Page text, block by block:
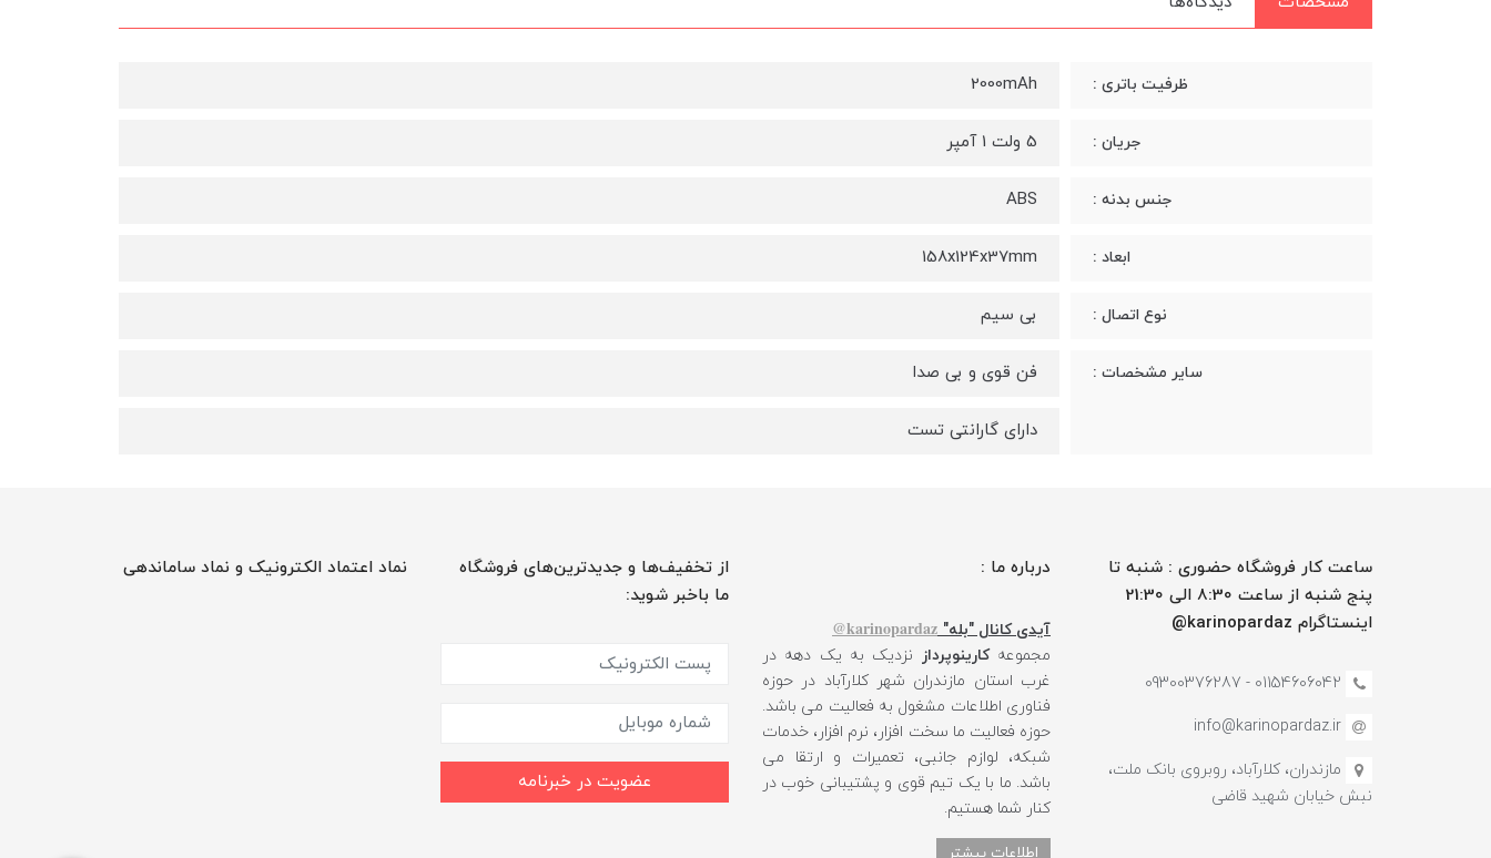
ظرفیت باتری : 2000mAh
جریان : 5 ولت 1 آمپر
جنس بدنه : ABS
ابعاد : 158x124x37mm
نوع اتصال : بی سیم
سایر مشخصات : فن قوی و بی صدا
دارای گارانتی تست
ساعت کار فروشگاه حضوری : شنبه تا
پنج شنبه از ساعت 8:30 الی 21:30
اینستاگرام karinopardaz@
01154606042 - 09300376287
info@karinopardaz.ir
مازندران، کلارآباد، روبروی بانک ملت،
نبش خیابان شهید قاضی
درباره ما :
آیدی کانال "بله" karinopardaz@
مجموعهکارینوپرداز نزدیک به یک دهه در
غرب استان مازندران شهر کلارآباد در حوزه
فناوری اطلاعات مشغول به فعالیت می باشد.
حوزه فعالیت ما سخت افزار، نرم افزار، خدمات
شبکه، لوازم جانبی، تعمیرات و ارتقا می
باشد. ما با یک تیم قوی و پشتیبانی خوب در
کنار شما هستیم.
اطلاعات بیشتر
از تخفیف‌ها و جدیدترین‌های فروشگاه
ما باخبر شوید:
عضویت در خبرنامه
نماد اعتماد الکترونیک و نماد ساماندهی